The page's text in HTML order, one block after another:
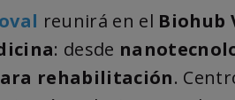
reunirá en el Biohub
: desde
rehabilitación.